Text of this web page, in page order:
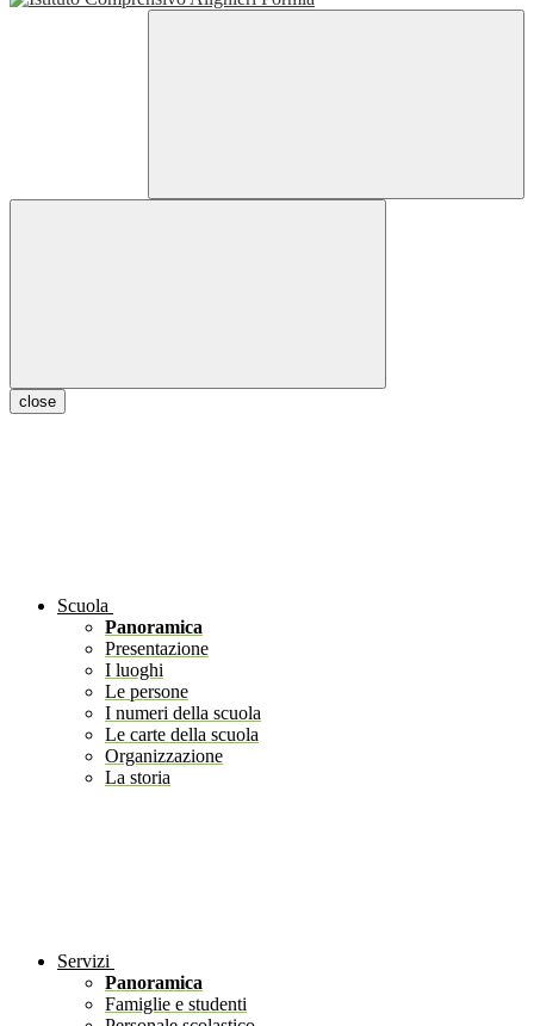
close
Scuola
Panoramica
Presentazione
I luoghi
Le persone
I numeri della scuola
Le carte della scuola
Organizzazione
La storia
Servizi
Panoramica
Famiglie e studenti